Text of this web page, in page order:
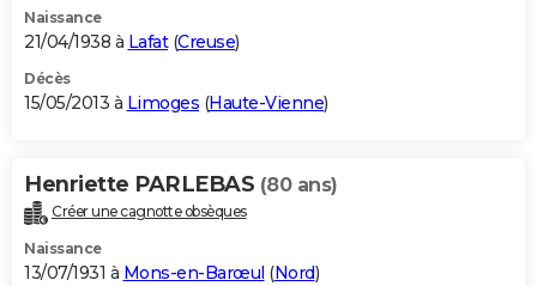
Naissance
21/04/1938 à Lafat(Creuse)
Décès
15/05/2013 à Limoges (Haute-Vienne)
Henriette PARLEBAS (80 ans)
Créer une cagnotte obsèques
Naissance
13/07/1931 à Mons-en-Barœul (Nord)